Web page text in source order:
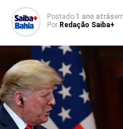
Postado 1 ano atrásem
Por Redação Saiba+